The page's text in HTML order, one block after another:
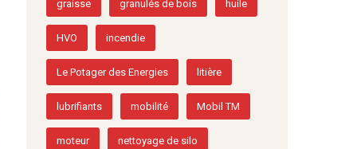
graisse granulés de bois
HVO incendie
Le Potager des Energies litière
lubrifiants mobilité Mobil TM